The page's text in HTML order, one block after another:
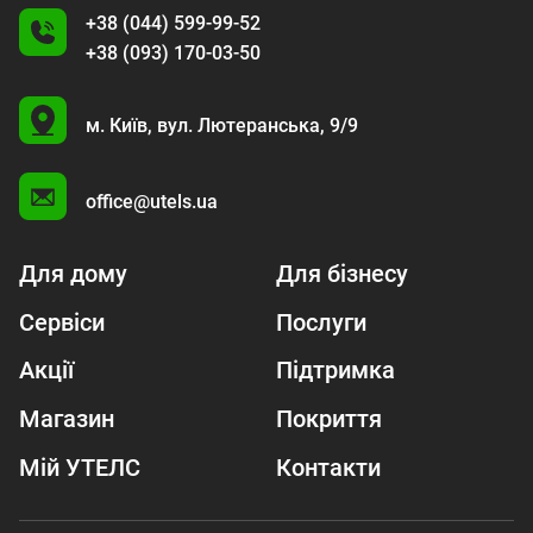
+38 (044) 599-99-52
+38 (093) 170-03-50
U
м. Київ, вул. Лютеранська, 9/9
office@utels.ua
Для дому
Для бізнесу
Сервіси
Послуги
Акції
Підтримка
Магазин
Покриття
Мій УТЕЛС
Контакти